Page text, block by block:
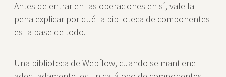
Antes de entrar en las operaciones en sí, vale la
pena explicar por qué la biblioteca de componentes
es la base de todo.
Una biblioteca de Webflow, cuando se mantiene